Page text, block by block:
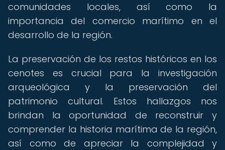
comunidades locales, así como la
importancia del comercio marítimo en el
desarrollo de la región.
La preservación de los restos históricos en los
cenotes es crucial para la investigación
arqueológica y la preservación del
patrimonio cultural. Estos hallazgos nos
brindan la oportunidad de reconstruir y
comprender la historia marítima de la región,
así como de apreciar la complejidad y